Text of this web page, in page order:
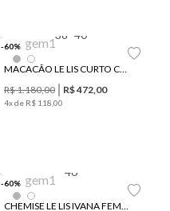
-60%
38 40
MACACÃO LE LIS CURTO CRISTAL FEMININO
R$1.180,00 R$472,00
4x de R$ 118 00
-60%
46
CHEMISE LE LIS IVANA FEMININO